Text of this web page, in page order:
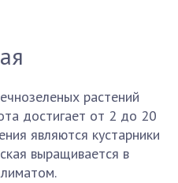
растений
достигает от 2 до 20
являются кустарники
выращивается в